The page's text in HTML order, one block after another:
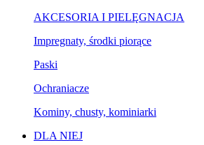
AKCESORIA I PIELĘGNACJA
Impregnaty, środki piorące
Paski
Ochraniacze
Kominy, chusty, kominiarki
DLA NIEJ